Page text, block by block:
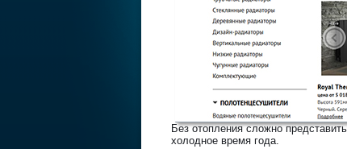
Без отопления сложно
холодное время года.